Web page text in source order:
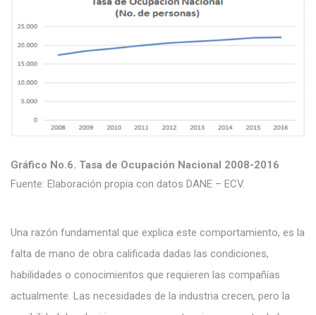
Gráfico No.6. Tasa de Ocupación Nacional 2008-2016
Fuente: Elaboración propia con datos DANE – ECV.
Una razón fundamental que explica este comportamiento, es la
falta de mano de obra calificada dadas las condiciones,
habilidades o conocimientos que requieren las compañías
actualmente. Las necesidades de la industria crecen, pero la